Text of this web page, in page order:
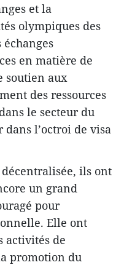
et la
olympiques des
en matière de
soutien aux
des ressources
le secteur du
l’octroi de visa
ils ont
un grand
pour
Elle ont
activités de
promotion du